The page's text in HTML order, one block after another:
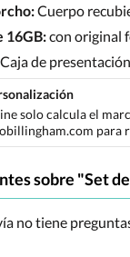
Cuerpo
16GB:con original
Caja de
solo calcula el
para
sobre "Set
no tiene